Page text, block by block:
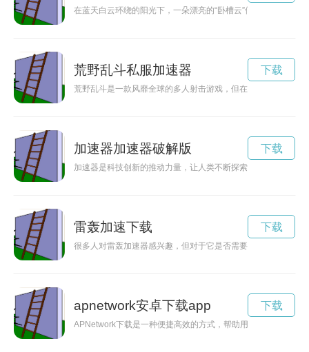
在蓝天白云环绕的阳光下，一朵漂亮的“卧槽云”似乎是大自然的
荒野乱斗私服加速器
荒野乱斗是一款风靡全球的多人射击游戏，但在私人服中有时
下载
加速器加速器破解版
加速器是科技创新的推动力量，让人类不断探索未知领域。通
下载
雷轰加速下载
很多人对雷轰加速器感兴趣，但对于它是否需要花钱存在疑惑
下载
apnetwork安卓下载app
APNetwork下载是一种便捷高效的方式，帮助用户获取所需的
下载